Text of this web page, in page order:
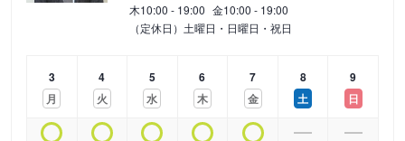
木10:00 - 19:00 金10:00 - 19:00
（定休日）土曜日・日曜日・祝日
3
月
4
火
5
水
6
木
7
金
8
土
9
日